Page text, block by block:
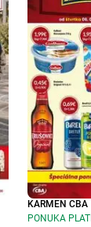
KARMEN CBA
PONUKA PLATÍ